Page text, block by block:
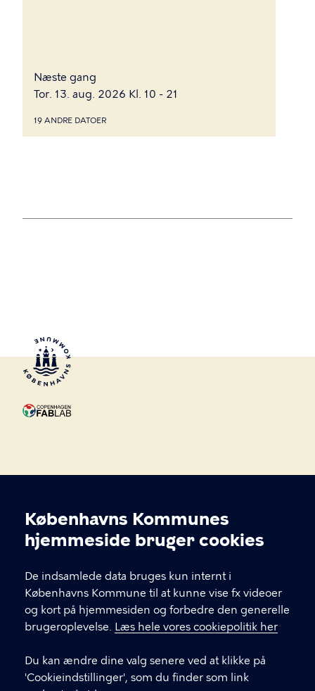
Cookieindstillinger
Københavns Kommunes
hjemmeside bruger cookies
De indsamlede data bruges kun internt i
Københavns Kommune til at kunne vise fx videoer
og kort på hjemmesiden og forbedre den generelle
brugeroplevelse. Læs hele vores cookiepolitik her
Du kan ændre dine valg senere ved at klikke på
'Cookieindstillinger', som du finder som link
Næste gang
Tor. 13. aug. 2026 Kl. 10 - 21
19 ANDRE DATOER
Copenhagen Fablab
beliggende i Værkstedshallerne og på 4. sal i Valby
Kulturhus.
Julius Andersens Vej 1 2450 København SV